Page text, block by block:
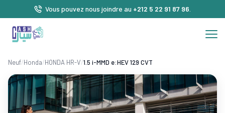
Vous pouvez nous joindre au +212 5 22 91 87 96
Neuf/Honda/HONDA HR-V/1.5 i-MMD e:HEV 129 CVT